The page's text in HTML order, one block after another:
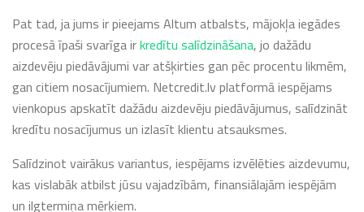
Pat tad, ja jums ir pieejams Altum atbalsts, mājokļa iegādes
procesā īpaši svarīga irkredītu salīdzināšana, jo dažādu
aizdevēju piedāvājumi var atšķirties gan pēc procentu likmēm,
gan citiem nosacījumiem. Netcredit.lv platformā iespējams
vienkopus apskatīt dažādu aizdevēju piedāvājumus, salīdzināt
kredītu nosacījumus un izlasīt klientu atsauksmes.
Salīdzinot vairākus variantus, iespējams izvēlēties aizdevumu,
kas vislabāk atbilst jūsu vajadzībām, finansiālajām iespējām
un ilgtermiņa mērķiem.